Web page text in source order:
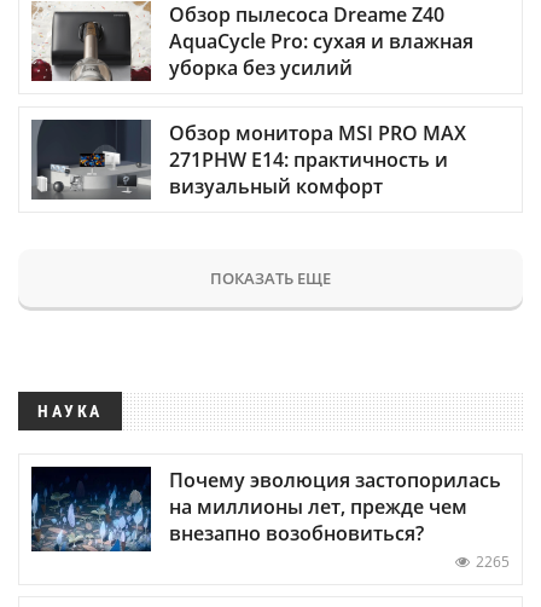
Обзор пылесоса Dreame Z40
AquaCycle Pro: сухая и влажная
уборка без усилий
Обзор монитора MSI PRO MAX
271PHW E14: практичность и
визуальный комфорт
ПОКАЗАТЬ ЕЩЕ
НАУКА
Почему эволюция застопорилась
на миллионы лет, прежде чем
внезапно возобновиться?
2265